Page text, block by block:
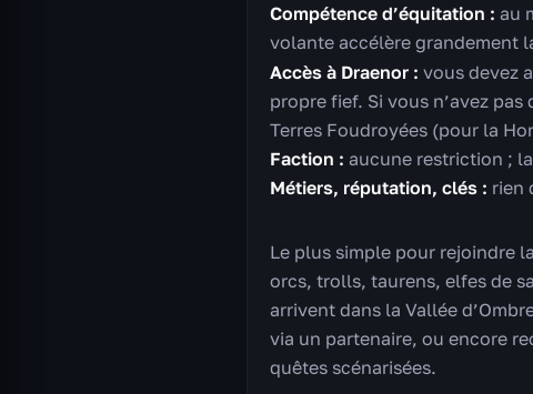
Compétence d’équitation : au
volante accélère grandement
Accès à Draenor : vous devez
propre fief. Si vous n’avez
Terres Foudroyées (pour la
Faction : aucune restriction ;
Métiers, réputation, clés : rien
Le plus simple pour rejoindre
orcs, trolls, taurens, elfes de
arrivent dans la Vallée
via un partenaire, ou encore
quêtes scénarisées.